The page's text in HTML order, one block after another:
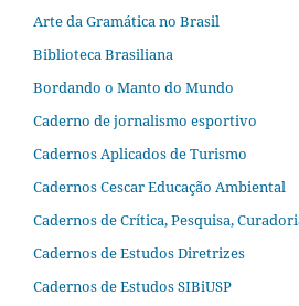
Arte da Gramática no Brasil
Biblioteca Brasiliana
Bordando o Manto do Mundo
Caderno de jornalismo esportivo
Cadernos Aplicados de Turismo
Cadernos Cescar Educação Ambiental
Cadernos de Crítica, Pesquisa,
Cadernos de Estudos Diretrizes
Cadernos de Estudos SIBiUSP